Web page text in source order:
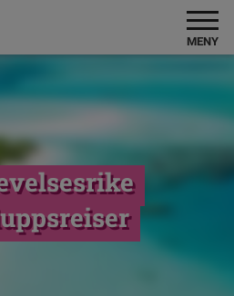
MENY